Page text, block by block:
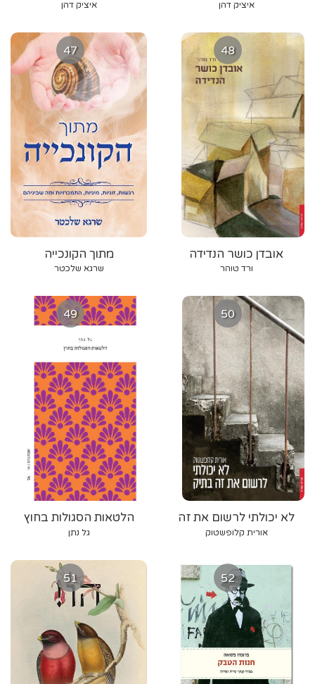
איציק דהן איציק דהן
47
מתוך הקונכייה
שרגא שלכטר
48
אובדן כושר הנדידה
ורד טוהר
49
הלטאות הסגולות בחוץ
גל נתן
50
לא יכולתי לרשום את זה
בתיק
אורית קלופשטוק
51 52